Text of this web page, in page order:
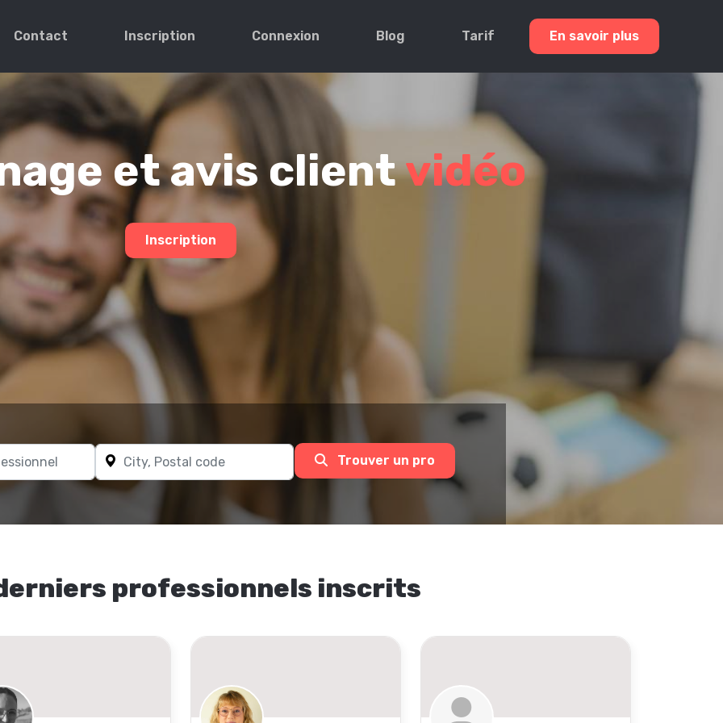
Contact Inscription Connexion Blog Tarif En savoir plus
et avis clientvidéo
Inscription
Trouver un pro
professionnels inscrits